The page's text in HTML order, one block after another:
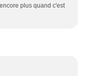
plus quand c'est